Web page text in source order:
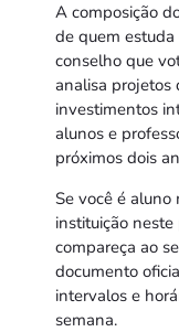
A composição
de quem estuda
conselho que
analisa projetos
investimentos
alunos e
próximos dois
Se você é aluno
instituição
compareça ao
documento
intervalos e
semana.